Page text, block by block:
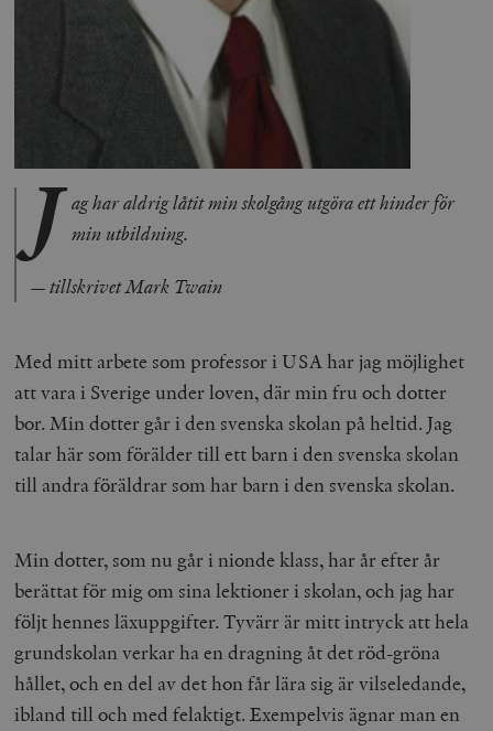
J ag har aldrig låtit min skolgång utgöra ett hinder för
min utbildning.
— tillskrivet Mark Twain
Med mitt arbete som professor i USA har jag möjlighet
att vara i Sverige under loven, där min fru och dotter
bor. Min dotter går i den svenska skolan på heltid. Jag
talar här som förälder till ett barn i den svenska skolan
till andra föräldrar som har barn i den svenska skolan.
Min dotter, som nu går i nionde klass, har år efter år
berättat för mig om sina lektioner i skolan, och jag har
följt hennes läxuppgifter. Tyvärr är mitt intryck att hela
grundskolan verkar ha en dragning åt det röd-gröna
hållet, och en del av det hon får lära sig är vilseledande,
ibland till och med felaktigt. Exempelvis ägnar man en